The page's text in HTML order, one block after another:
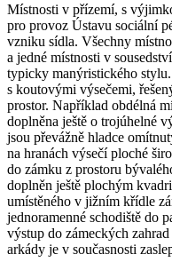
Místnosti v přízemí, s
pro provoz Ústavu sociální
vzniku sídla. Všechny
a jedné místnosti v
typicky manýristického
s koutovými výsečemi,
prostor. Například obdélná
doplněna ještě o trojúhelné
jsou převážně hladce
na hranách výsečí ploché
do zámku z prostoru
doplněn ještě plochým
umístěného v jižním křídle
jednoramenné schodiště do
výstup do zámeckých
arkády je v současnosti